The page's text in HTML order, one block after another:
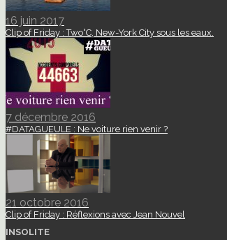
16 juin 2017
Clip of Friday : Two°C, New-York City sous les eaux.
7 décembre 2016
#DATAGUEULE : Ne voiture rien venir ?
21 octobre 2016
Clip of Friday : Réflexions avec Jean Nouvel
INSOLITE